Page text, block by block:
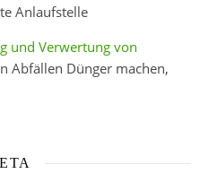
Anlaufstelle
und Verwertung von
Abfällen Dünger machen,